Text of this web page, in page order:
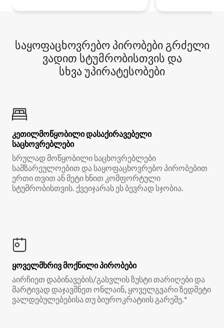
საყოფაცხოვრებო პირობები გრძელი
ვადით სტუმრობისთვის და
სხვა უპირატესობები
კეთილმოწყობილი დასაქირავებელი
საცხოვრებლები
სრულად მოწყობილი საცხოვრებლები
სამზარეულოებით და საყოფაცხოვრებო პირობებით
ერთი თვით ან მეტი ხნით კომფორტული
სტუმრობისთვის. ქვეიჯარას ეს ბევრად სჯობია.
ყოველმხრივ მოქნილი პირობები
აირჩიეთ დაბინავების/გასვლის ზუსტი თარიღები და
მარტივად დაჯავშნეთ ონლაინ, ყოველგვარი ზედმეტი
ვალდებულებებისა თუ ბიუროკრატიის გარეშე.*